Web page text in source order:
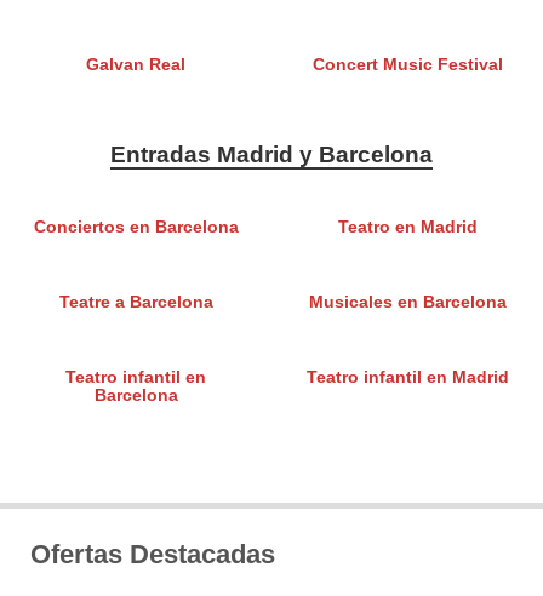
Galvan Real Concert Music Festival
Entradas Madrid y Barcelona
Conciertos en Barcelona Teatro en Madrid
Teatre a Barcelona Musicales en Barcelona
Teatro infantil en
Barcelona
Teatro infantil en Madrid
Ofertas Destacadas